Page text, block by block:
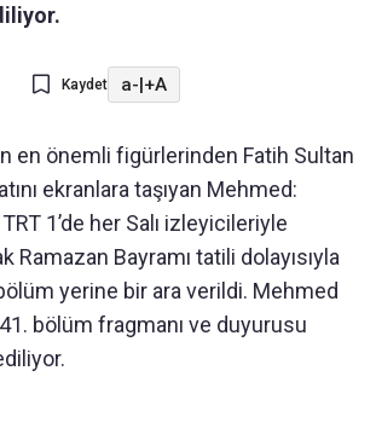
Kaydet a-|+A
en önemli figürlerinden Fatih Sultan
ekranlara taşıyan Mehmed:
1’de her Salı izleyicileriyle
Ramazan Bayramı tatili dolayısıyla
yerine bir ara verildi. Mehmed
bölüm fragmanı ve duyurusu